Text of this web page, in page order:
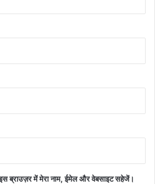
ब्राउज़र में मेरा नाम, ईमेल और वेबसाइट सहेजें।